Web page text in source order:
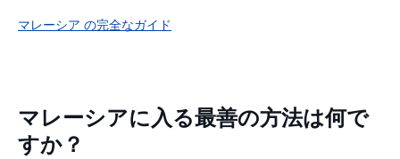
マレーシア の完全なガイド
マレーシアに入る最善の方法は何で
すか？